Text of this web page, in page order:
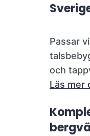
Passar
och
Läs mer